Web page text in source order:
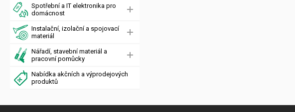
Spotřební a IT elektronika pro
domácnost
Instalační, izolační a spojovací
materiál
Nářadí, stavební materiál a
pracovní pomůcky
Nabídka akčních a výprodejových
produktů